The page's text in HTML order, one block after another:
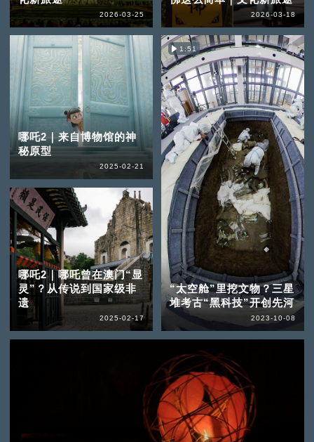
2026-03-25 2026-03-18
哪吒2｜来自博物馆的神
秘原型
2025-02-21
哪吒2｜哪吒曾在澳门“显
灵”？从传说到国家级非
遗
2025-02-17
1:51
“太空舱”里挖文物？三星
堆考古“黑科技”开创先河
2023-10-08